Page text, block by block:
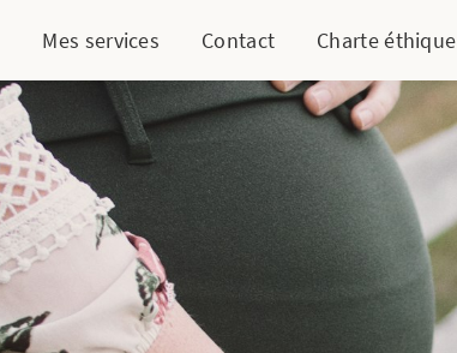
Mes services Contact Charte éthique